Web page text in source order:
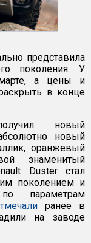
представила
поколения. У
а цены и
в конце
новый
новый
оранжевый
знаменитый
Duster стал
поколением и
параметрам
ранее в
на заводе